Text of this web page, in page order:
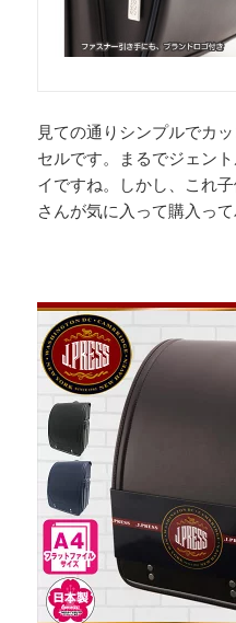
見ての通りシンプルでカ
セルです。まるでジェン
イですね。しかし、これ
さんが気に入って購入っ